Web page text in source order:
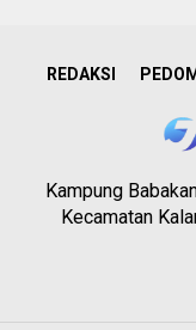
REDAKSI
Kampung
Kecamatan